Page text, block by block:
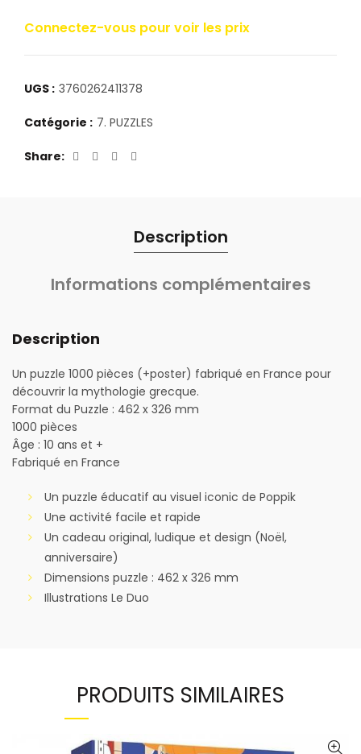
Connectez-vous pour voir les prix
UGS : 3760262411378
Catégorie : 7. PUZZLES
Share
Description
Informations complémentaires
Description
Un puzzle 1000 pièces (+poster) fabriqué en France pour
découvrir la mythologie grecque.
Format du Puzzle : 462 x 326 mm
1000 pièces
Âge : 10 ans et +
Fabriqué en France
Un puzzle éducatif au visuel iconic de Poppik
Une activité facile et rapide
Un cadeau original, ludique et design (Noël,
anniversaire)
Dimensions puzzle : 462 x 326 mm
Illustrations Le Duo
PRODUITS SIMILAIRES